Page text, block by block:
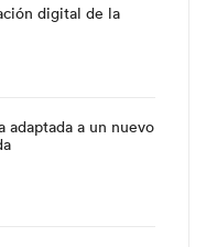
digital de la
adaptada a un nuevo